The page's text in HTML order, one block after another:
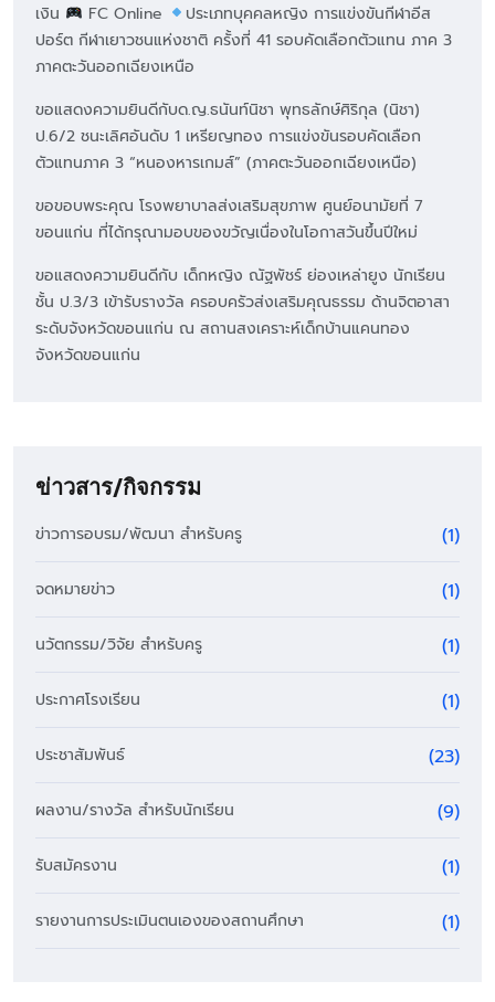
เงิน
FC Online
ประเภทบุคคลหญิง การแข่งขันกีฬาอีส
ปอร์ต กีฬาเยาวชนแห่งชาติ ครั้งที่ 41 รอบคัดเลือกตัวแทน ภาค 3
ภาคตะวันออกเฉียงเหนือ
ขอแสดงความยินดีกับด.ญ.ธนันท์นิชา พุทธลักษ์ศิริกุล (นิชา)
ป.6/2 ชนะเลิศอันดับ 1 เหรียญทอง การแข่งขันรอบคัดเลือก
ตัวแทนภาค 3 “หนองหารเกมส์” (ภาคตะวันออกเฉียงเหนือ)
ขอขอบพระคุณ โรงพยาบาลส่งเสริมสุขภาพ ศูนย์อนามัยที่ 7
ขอนแก่น ที่ได้กรุณามอบของขวัญเนื่องในโอกาสวันขึ้นปีใหม่
ขอแสดงความยินดีกับ เด็กหญิง ณัฐพัชร์ ย่องเหล่ายูง นักเรียน
ชั้น ป.3/3 เข้ารับรางวัล ครอบครัวส่งเสริมคุณธรรม ด้านจิตอาสา
ระดับจังหวัดขอนแก่น ณ สถานสงเคราะห์เด็กบ้านแคนทอง
จังหวัดขอนแก่น
ข่าวสาร/กิจกรรม
ข่าวการอบรม/พัฒนา สำหรับครู (1)
จดหมายข่าว (1)
นวัตกรรม/วิจัย สำหรับครู (1)
ประกาศโรงเรียน (1)
ประชาสัมพันธ์ (23)
ผลงาน/รางวัล สำหรับนักเรียน (9)
รับสมัครงาน (1)
รายงานการประเมินตนเองของสถานศึกษา (1)